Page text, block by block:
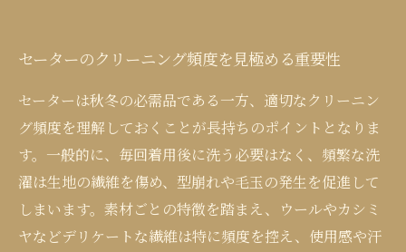
毎シーズン快適に着るための総合メンテナンス
プラン
セーターのクリーニング頻度を見極める重要性
セーターは秋冬の必需品である一方、適切なクリーニン
グ頻度を理解しておくことが長持ちのポイントとなりま
す。一般的に、毎回着用後に洗う必要はなく、頻繁な洗
濯は生地の繊維を傷め、型崩れや毛玉の発生を促進して
しまいます。素材ごとの特徴を踏まえ、ウールやカシミ
ヤなどデリケートな繊維は特に頻度を控え、使用感や汗